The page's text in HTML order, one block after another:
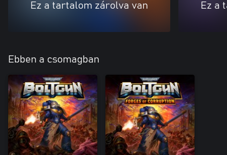
Ez a tartalom zárolva van Ez a
Ebben a csomagban